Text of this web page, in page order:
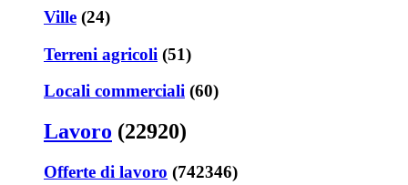
Ville (24)
Terreni agricoli (51)
Locali commerciali (60)
Lavoro (22920)
Offerte di lavoro (742346)